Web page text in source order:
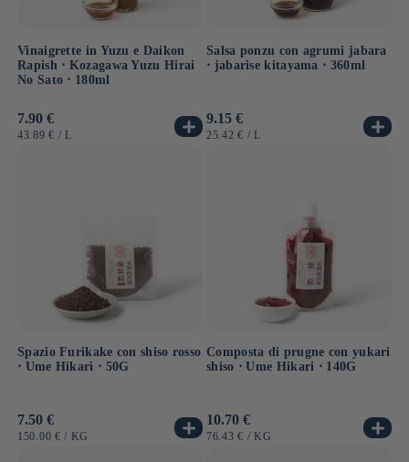
Vinaigrette in Yuzu e Daikon
Rapish ⋅ Kozagawa Yuzu Hirai
No Sato ⋅ 180ml
Prezzo
di
7.90 €
PREZZO
43.89 € / PER
L
Salsa ponzu con agrumi jabara
⋅ jabarise kitayama ⋅ 360ml
Prezzo
di
9.15 €
PREZZO
25.42 € / PER
L
Spazio Furikake con shiso rosso
⋅ Ume Hikari ⋅ 50G
Prezzo
di
7.50 €
PREZZO
150.00 € / PER
KG
Composta di prugne con yukari
shiso ⋅ Ume Hikari ⋅ 140G
Prezzo
di
10.70 €
PREZZO
76.43 € / PER
KG